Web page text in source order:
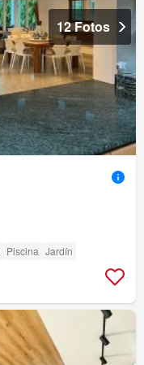
12 Fotos
Piscina Jardín